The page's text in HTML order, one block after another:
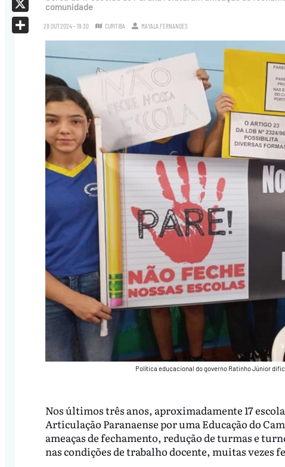
comunidade
28.OUT.2024 - 19:30 CURITIBA MAYALA FERNANDES
Política educacional do governo Ratinho Júnior
Nos últimos três anos, aproximadamente 17
Articulação Paranaense por uma Educação do
ameaças de fechamento, redução de turmas e
nas condições de trabalho docente, muitas vezes
X